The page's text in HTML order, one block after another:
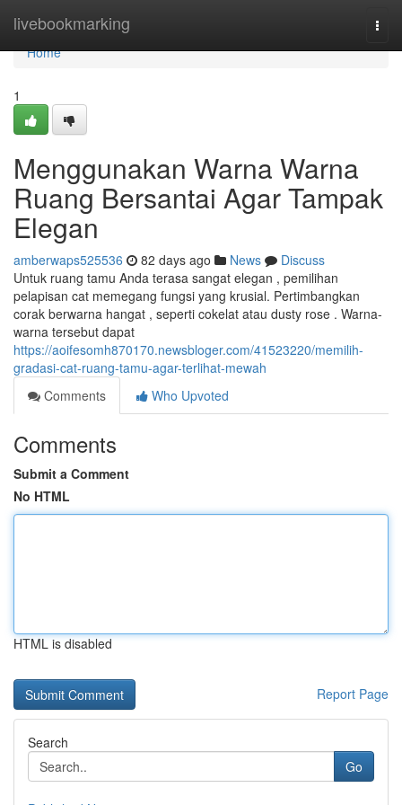
livebookmarking
Home
Home
1
Menggunakan Warna Warna
Ruang Bersantai Agar Tampak
Elegan
amberwaps525536 82 days ago News
Discuss
Untuk ruang tamu Anda terasa sangat elegan , pemilihan
pelapisan cat memegang fungsi yang krusial. Pertimbangkan
corak berwarna hangat , seperti cokelat atau dusty rose . Warna-
warna tersebut dapat
https://aoifesomh870170.newsbloger.com/41523220/memilih-
gradasi-cat-ruang-tamu-agar-terlihat-mewah
Comments
Who Upvoted
Comments
Submit a Comment
No HTML
HTML is disabled
Report Page
Search
Go